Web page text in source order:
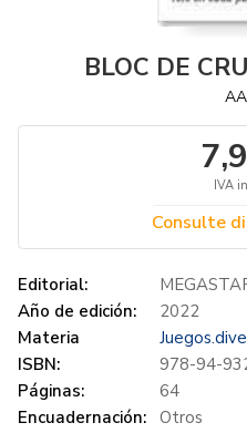
BLOC DE
IVA
Consulte
Editorial:
Año de edición:
2022
Materia
ISBN:
978-94-
Páginas:
64
Encuadernación: Otros